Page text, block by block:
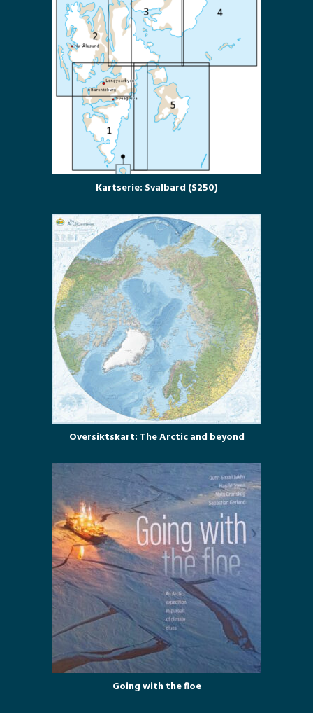
Kartserie: Svalbard (S250)
Oversiktskart: The Arctic and beyond
Going with the floe